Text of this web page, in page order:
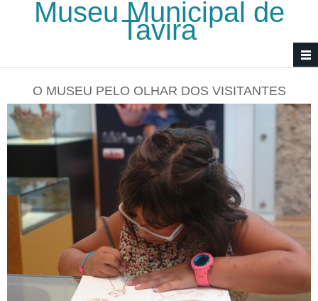
Passar para o conteúdo principal
Museu Municipal de
Tavira
O MUSEU PELO OLHAR DOS VISITANTES